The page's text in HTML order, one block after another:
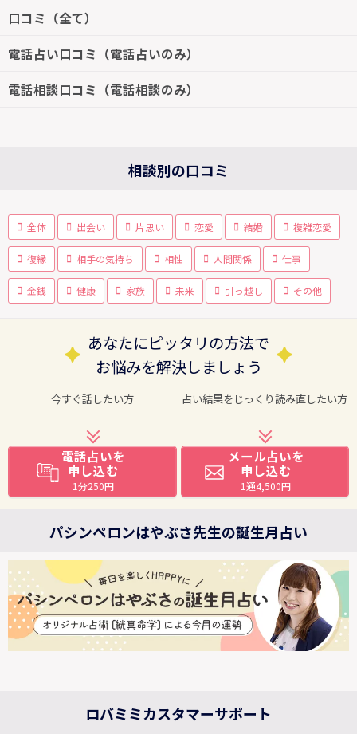
口コミ（全て）
電話占い口コミ（電話占いのみ）
電話相談口コミ（電話相談のみ）
相談別の口コミ
全体 出会い 片思い 恋愛 結婚 複雑恋愛
復縁 相手の気持ち 相性 人間関係 仕事
金銭 健康 家族 未来 引っ越し その他
あなたにピッタリの方法で
お悩みを解決しましょう
今すぐ話したい方
電話占いを
申し込む
1分250円
占い結果をじっくり読み直したい方
メール占いを
申し込む
1通4,500円
パシンペロンはやぶさ先生の誕生月占い
ロバミミカスタマーサポート